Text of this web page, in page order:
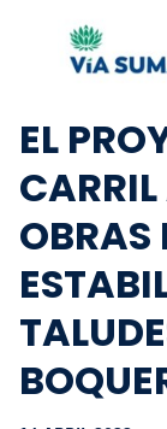
EL
OBRAS